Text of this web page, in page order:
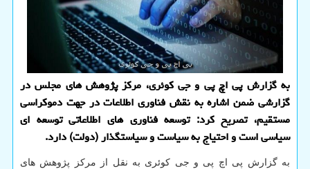
به گزارش پی اچ پی و جی کوئری، مرکز پژوهش های مجلس در
گزارشی ضمن اشاره به نقش فناوری اطلاعات در جهت دموکراسی
مستقیم، تصریح کرد: توسعه فناوری های اطلاعاتی توسعه ای
سیاسی است و احتیاج به سیاست و سیاستگذار (دولت) دارد.
به گزارش پی اچ پی و جی کوئری به نقل از مرکز پژوهش های